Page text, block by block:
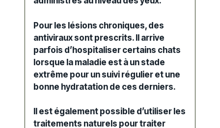
Pour les lésions chroniques, des
antiviraux sont prescrits. Il arrive
parfois d’hospitaliser certains chats
lorsque la maladie est à un stade
extrême pour un suivi régulier et une
bonne hydratation de ces derniers.
Il est également possible d’utiliser les
traitements naturels pour traiter